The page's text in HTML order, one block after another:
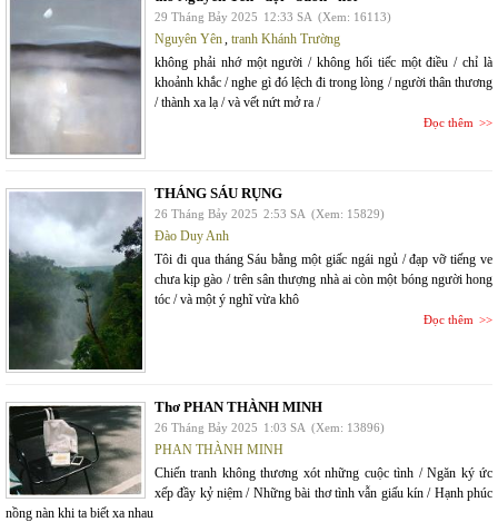
29 Tháng Bảy 2025 12:33 SA (Xem: 16113)
Nguyên Yên, tranh Khánh Trường
không phải nhớ một người / không hối tiếc một điều / chỉ là
khoảnh khắc / nghe gì đó lệch đi trong lòng / người thân thương
/ thành xa lạ / và vết nứt mở ra /
Đọc thêm
THÁNG SÁU RỤNG
26 Tháng Bảy 2025 2:53 SA (Xem: 15829)
Đào Duy Anh
Tôi đi qua tháng Sáu bằng một giấc ngái ngủ / đạp vỡ tiếng ve
chưa kịp gào / trên sân thượng nhà ai còn một bóng người hong
tóc / và một ý nghĩ vừa khô
Đọc thêm
Thơ PHAN THÀNH MINH
26 Tháng Bảy 2025 1:03 SA (Xem: 13896)
PHAN THÀNH MINH
Chiến tranh không thương xót những cuộc tình / Ngăn ký ức
xếp đầy kỷ niệm / Những bài thơ tình vẫn giấu kín / Hạnh phúc
nồng nàn khi ta biết xa nhau